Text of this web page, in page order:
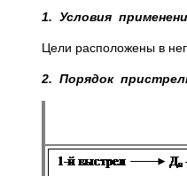
1. Условия
Цели расположены в
2. Порядок